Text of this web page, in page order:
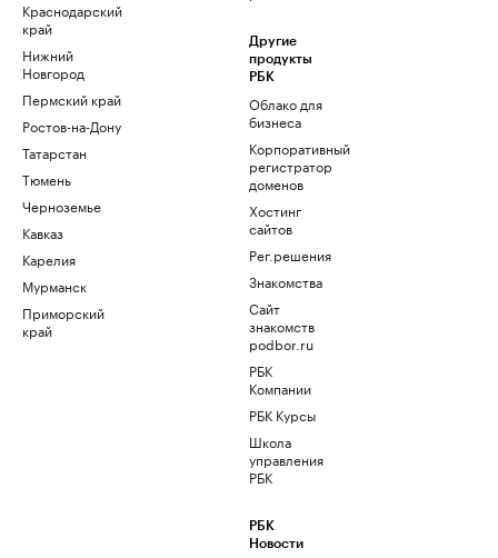
Краснодарский
край
Нижний
Новгород
Пермский край
Ростов-на-Дону
Татарстан
Тюмень
Черноземье
Кавказ
Карелия
Мурманск
Приморский
край
Другие
продукты
РБК
Облако для
бизнеса
Корпоративный
регистратор
доменов
Хостинг
сайтов
Рег.решения
Знакомства
Сайт
знакомств
podbor.ru
РБК
Компании
РБК Курсы
Школа
управления
РБК
РБК
Новости